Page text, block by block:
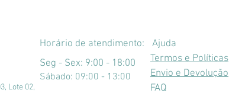
Lote 02,
Horário de atendimento:
Ajuda
Seg - Sex: 9:00 - 18:00
​​Sábado: 09:00 - 13:00
Termos e Políticas
Envio e Devolução
FAQ